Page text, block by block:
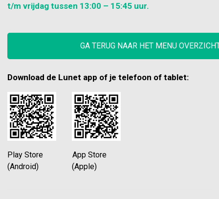
t/m vrijdag tussen 13:00 – 15:45 uur.
GA TERUG NAAR HET MENU
Download de Lunet app of je telefoon of tablet:
Play Store App Store
(Android) (Apple)